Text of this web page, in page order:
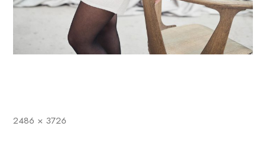
Full
2486 × 3726